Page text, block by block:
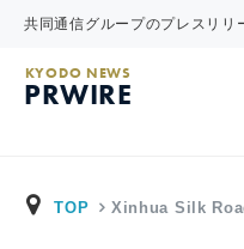
共同通信グループのプレスリリ
KYODO NEWS
PRWIRE
TOP Xinhua Silk